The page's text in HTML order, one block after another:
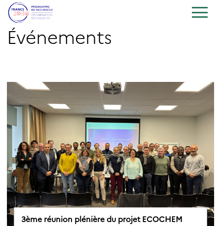
Événements
3ème réunion plénière du projet ECOCHEM